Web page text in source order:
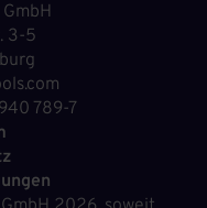
3-5
789-7